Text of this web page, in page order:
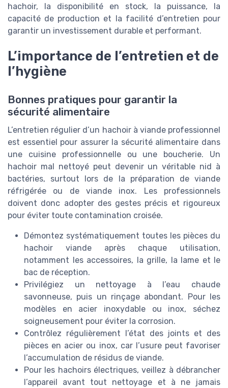
hachoir, la disponibilité en stock, la puissance, la
capacité de production et la facilité d’entretien pour
garantir un investissement durable et performant.
L’importance de l’entretien et de
l’hygiène
Bonnes pratiques pour garantir la
sécurité alimentaire
L’entretien régulier d’un hachoir à viande professionnel
est essentiel pour assurer la sécurité alimentaire dans
une cuisine professionnelle ou une boucherie. Un
hachoir mal nettoyé peut devenir un véritable nid à
bactéries, surtout lors de la préparation de viande
réfrigérée ou de viande inox. Les professionnels
doivent donc adopter des gestes précis et rigoureux
pour éviter toute contamination croisée.
Démontez systématiquement toutes les pièces du
hachoir viande après chaque utilisation,
notamment les accessoires, la grille, la lame et le
bac de réception.
Privilégiez un nettoyage à l’eau chaude
savonneuse, puis un rinçage abondant. Pour les
modèles en acier inoxydable ou inox, séchez
soigneusement pour éviter la corrosion.
Contrôlez régulièrement l’état des joints et des
pièces en acier ou inox, car l’usure peut favoriser
l’accumulation de résidus de viande.
Pour les hachoirs électriques, veillez à débrancher
l’appareil avant tout nettoyage et à ne jamais